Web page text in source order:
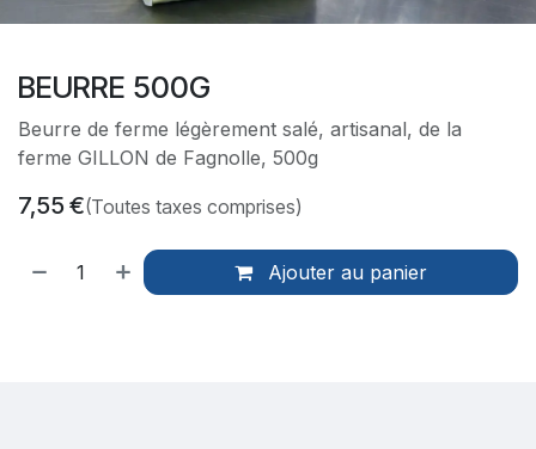
BEURRE 500G
Beurre de ferme légèrement salé, artisanal, de la
ferme GILLON de Fagnolle, 500g
7,55 €(Toutes taxes comprises)
Ajouter au panier